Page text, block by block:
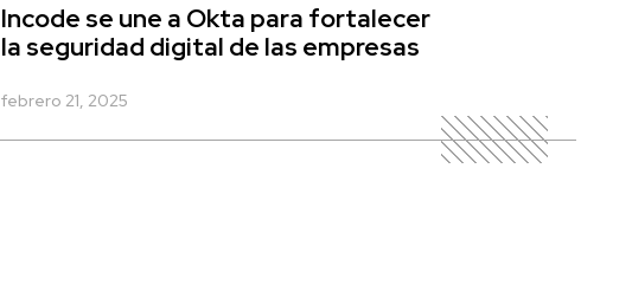
Incode se une a Okta para fortalecer
la seguridad digital de las empresas
febrero 21, 2025